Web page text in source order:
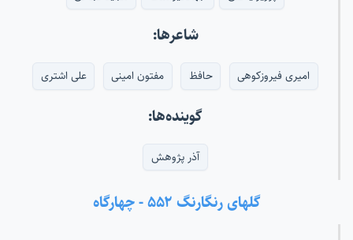
شاعرها:
امیری فیروزکوهی حافظ مفتون امینی علی اشتری
گوینده‌ها:
آذر پژوهش
گلهای رنگارنگ ۵۵۲ - چهارگاه